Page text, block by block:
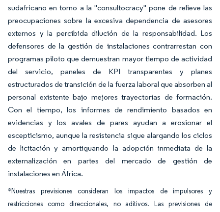
sudafricano en torno a la "consultocracy" pone de relieve las
preocupaciones sobre la excesiva dependencia de asesores
externos y la percibida dilución de la responsabilidad. Los
defensores de la gestión de instalaciones contrarrestan con
programas piloto que demuestran mayor tiempo de actividad
del servicio, paneles de KPI transparentes y planes
estructurados de transición de la fuerza laboral que absorben al
personal existente bajo mejores trayectorias de formación.
Con el tiempo, los informes de rendimiento basados en
evidencias y los avales de pares ayudan a erosionar el
escepticismo, aunque la resistencia sigue alargando los ciclos
de licitación y amortiguando la adopción inmediata de la
externalización en partes del mercado de gestión de
instalaciones en África.
*Nuestras previsiones consideran los impactos de impulsores y
restricciones como direccionales, no aditivos. Las previsiones de